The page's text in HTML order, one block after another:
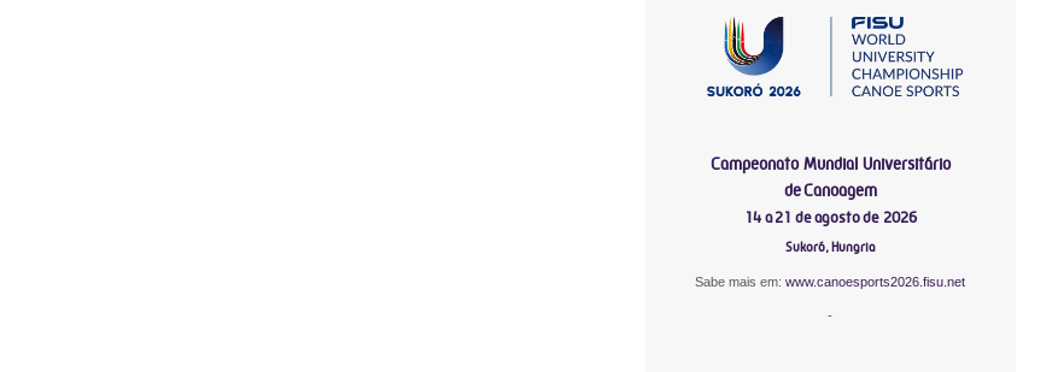
Campeonato Mundial Universitário
de Canoagem
14 a 21 de agosto de 2026
Sukoró, Hungria
Sabe mais em:www.canoesports2026.fisu.net
-